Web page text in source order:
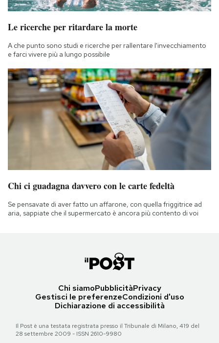
Le ricerche per ritardare la morte
A che punto sono studi e ricerche per rallentare l'invecchiamento
e farci vivere più a lungo possibile
Chi ci guadagna davvero con le carte fedeltà
Se pensavate di aver fatto un affarone, con quella friggitrice ad
aria, sappiate che il supermercato è ancora più contento di voi
Chi siamoPubblicitàPrivacy
Gestisci le preferenzeCondizioni d'uso
Dichiarazione di accessibilità
Il Post è una testata registrata presso il Tribunale di Milano, 419 del
28 settembre 2009 - ISSN 2610-9980